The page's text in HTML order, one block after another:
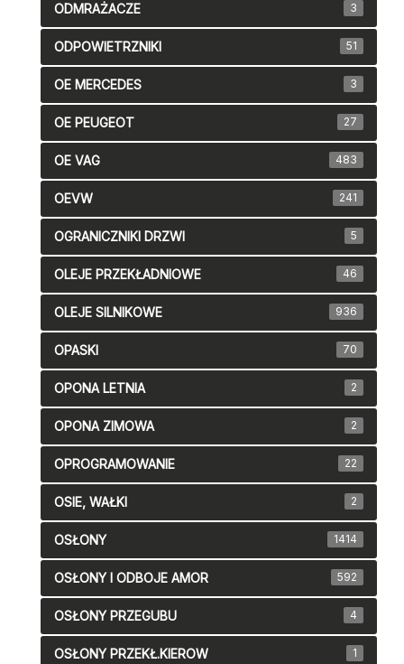
ODMRAŻACZE 3
ODPOWIETRZNIKI 51
OE MERCEDES 3
OE PEUGEOT 27
OE VAG 483
OEVW 241
OGRANICZNIKI DRZWI 5
OLEJE PRZEKŁADNIOWE 46
OLEJE SILNIKOWE 936
OPASKI 70
OPONA LETNIA 2
OPONA ZIMOWA 2
OPROGRAMOWANIE 22
OSIE, WAŁKI 2
OSŁONY 1414
OSŁONY I ODBOJE AMOR 592
OSŁONY PRZEGUBU 4
OSŁONY PRZEKŁ.KIEROW 1